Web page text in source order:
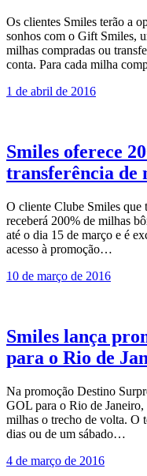
Os clientes Smiles terão a
sonhos com o Gift Smiles,
milhas compradas ou
conta. Para cada milha
1 de abril de 2016
Smiles oferece
transferência de
O cliente Clube Smiles que
receberá 200% de milhas
até o dia 15 de março e é
acesso à promoção…
10 de março de 2016
Smiles lança
para o Rio de
Na promoção Destino
GOL para o Rio de
milhas o trecho de volta. O
dias ou de um sábado…
4 de março de 2016